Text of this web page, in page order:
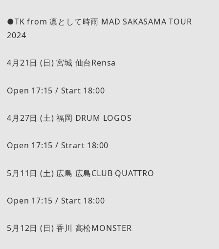
●TK from 凛として時雨 MAD SAKASAMA TOUR
2024
4月21日 (日) 宮城 仙台Rensa
Open 17:15 / Start 18:00
4月27日 (土) 福岡 DRUM LOGOS
Open 17:15 / Strart 18:00
5月11日 (土) 広島 広島CLUB QUATTRO
Open 17:15 / Start 18:00
5月12日 (日) 香川 高松MONSTER